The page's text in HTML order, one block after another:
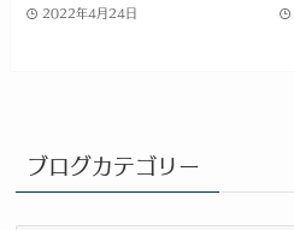
2022年4月24日
ブログカテゴリー